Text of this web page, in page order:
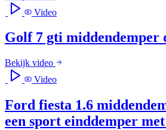
Video
Golf 7 gti middendemper
Bekijk video
Video
Ford fiesta 1.6
een sport einddemper